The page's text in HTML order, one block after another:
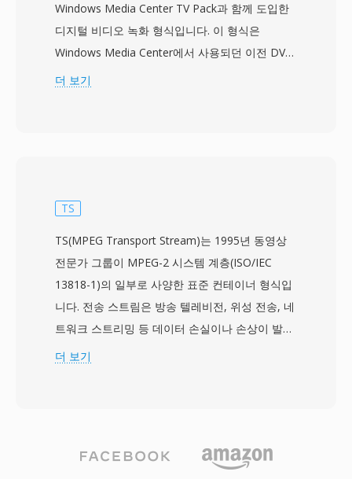
Windows Media Center TV Pack과 함께 도입한
디지털 비디오 녹화 형식입니다. 이 형식은
Windows Media Center에서 사용되던 이전 DVR-
MS 녹화 형식을 대체하기 위해 설계되었으며, 라
장합니다. 이 컨테이너는 타임 시프팅 기능을 지원
Media Center가 콘텐츠를 녹화하는 동시에 녹화
시작 부분부터의 재생을 가능하게 합니다. 풍부한
메타데이터 프레임워크는 프로그램 제목, 에피소
드 설명, 장르, 등급, 최초 방영 날짜를 포함한 전
자 프로그램 가이드(EPG)의 상세한 프로그램 정보
를 보존하여, 녹화된 콘텐츠를 쉽게 정리하고 탐색
Windows Media Center를 통해 기본적으로 접근
할 수 있으며, 내장 Windows 도구를 사용하여 더
더 보기
TS
TS(MPEG Transport Stream)는 1995년 동영상
전문가 그룹이 MPEG-2 시스템 계층(ISO/IEC
13818-1)의 일부로 사양한 표준 컨테이너 형식입
니다. 전송 스트림은 방송 텔레비전, 위성 전송, 네
트워크 스트리밍 등 데이터 손실이나 손상이 발생
할 수 있는 통신 및 저장 환경을 위해 설계되었습
빠르게 재동기화할 수 있으며, 이는 안정적인 저장
더 보기